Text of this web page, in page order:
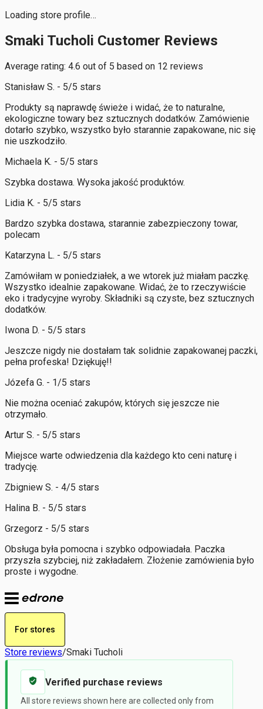
Loading store profile…
Smaki Tucholi Customer Reviews
Average rating: 4.6 out of 5 based on 12 reviews
Stanisław S. - 5/5 stars
Produkty są naprawdę świeże i widać, że to naturalne,
ekologiczne towary bez sztucznych dodatków. Zamówienie
dotarło szybko, wszystko było starannie zapakowane, nic się
nie uszkodziło.
Michaela K. - 5/5 stars
Szybka dostawa. Wysoka jakość produktów.
Lidia K. - 5/5 stars
Bardzo szybka dostawa, starannie zabezpieczony towar,
polecam
Katarzyna L. - 5/5 stars
Zamówiłam w poniedziałek, a we wtorek już miałam paczkę.
Wszystko idealnie zapakowane. Widać, że to rzeczywiście
eko i tradycyjne wyroby. Składniki są czyste, bez sztucznych
dodatków.
Iwona D. - 5/5 stars
Jeszcze nigdy nie dostałam tak solidnie zapakowanej paczki,
pełna profeska! Dziękuję!!
Józefa G. - 1/5 stars
Nie można oceniać zakupów, których się jeszcze nie
otrzymało.
Artur S. - 5/5 stars
Miejsce warte odwiedzenia dla każdego kto ceni naturę i
tradycję.
Zbigniew S. - 4/5 stars
Halina B. - 5/5 stars
Grzegorz - 5/5 stars
Obsługa była pomocna i szybko odpowiadała. Paczka
przyszła szybciej, niż zakładałem. Złożenie zamówienia było
proste i wygodne.
For stores
Store reviews/Smaki Tucholi
Verified purchase reviews
All store reviews shown here are collected only from